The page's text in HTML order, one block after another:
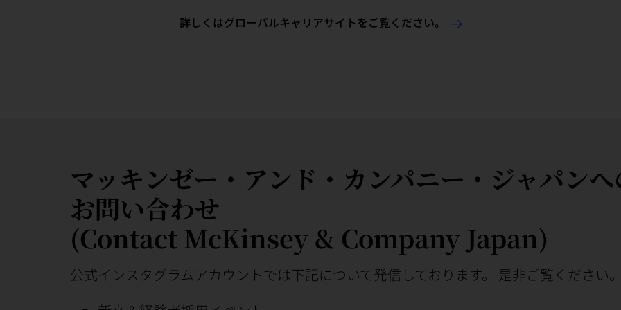
詳しくはグローバルキャリアサイトをご覧ください。
マッキンゼー・アンド・カンパニー・ジャパン
お問い合わせ
(Contact McKinsey & Company Japan)
公式インスタグラムアカウントでは下記について発信しております。 是非ご覧ください